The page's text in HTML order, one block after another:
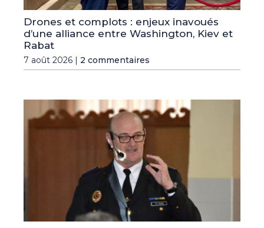
Drones et complots : enjeux inavoués
d’une alliance entre Washington, Kiev et
Rabat
7 août 2026 | 2 commentaires